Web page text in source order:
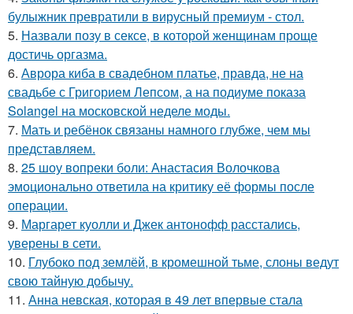
булыжник превратили в вирусный премиум - стол.
5. Назвали позу в сексе, в которой женщинам проще
достичь оргазма.
6. Аврора киба в свадебном платье, правда, не на
свадьбе с Григорием Лепсом, а на подиуме показа
Solangel на московской неделе моды.
7. Мать и ребёнок связаны намного глубже, чем мы
представляем.
8. 25 шоу вопреки боли: Анастасия Волочкова
эмоционально ответила на критику её формы после
операции.
9. Маргарет куолли и Джек антонофф расстались,
уверены в сети.
10. Глубоко под землёй, в кромешной тьме, слоны ведут
свою тайную добычу.
11. Анна невская, которая в 49 лет впервые стала